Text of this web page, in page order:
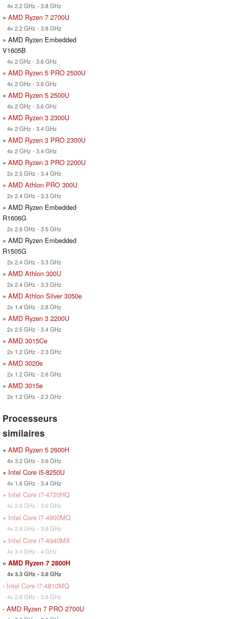
4x 2.2 GHz - 3.8 GHz
» AMD Ryzen 7 2700U
4x 2.2 GHz - 3.8 GHz
» AMD Ryzen Embedded
V1605B
4x 2 GHz - 3.6 GHz
» AMD Ryzen 5 PRO 2500U
4x 2 GHz - 3.6 GHz
» AMD Ryzen 5 2500U
4x 2 GHz - 3.6 GHz
» AMD Ryzen 3 2300U
4x 2 GHz - 3.4 GHz
» AMD Ryzen 3 PRO 2300U
4x 2 GHz - 3.4 GHz
» AMD Ryzen 3 PRO 2200U
2x 2.5 GHz - 3.4 GHz
» AMD Athlon PRO 300U
2x 2.4 GHz - 3.3 GHz
» AMD Ryzen Embedded
R1606G
2x 2.6 GHz - 3.5 GHz
» AMD Ryzen Embedded
R1505G
2x 2.4 GHz - 3.3 GHz
» AMD Athlon 300U
2x 2.4 GHz - 3.3 GHz
» AMD Athlon Silver 3050e
2x 1.4 GHz - 2.8 GHz
» AMD Ryzen 3 2200U
2x 2.5 GHz - 3.4 GHz
» AMD 3015Ce
2x 1.2 GHz - 2.3 GHz
» AMD 3020e
2x 1.2 GHz - 2.6 GHz
» AMD 3015e
2x 1.2 GHz - 2.3 GHz
Processeurs
similaires
+ AMD Ryzen 5 2600H
4x 3.2 GHz - 3.6 GHz
+ Intel Core i5-8250U
4x 1.6 GHz - 3.4 GHz
+ Intel Core i7-4720HQ
4x 2.6 GHz - 3.6 GHz
+ Intel Core i7-4900MQ
4x 2.8 GHz - 3.8 GHz
+ Intel Core i7-4940MX
4x 3.1 GHz - 4 GHz
» AMD Ryzen 7 2800H
4x 3.3 GHz - 3.8 GHz
- Intel Core i7-4810MQ
4x 2.8 GHz - 3.8 GHz
- AMD Ryzen 7 PRO 2700U